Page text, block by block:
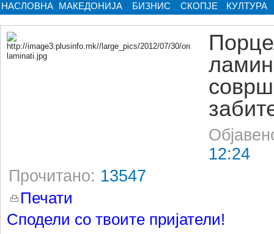
НАСЛОВНА МАКЕДОНИЈА БИЗНИС СКОПЈЕ КУЛТУРА
12:24
Прочитано: 13547
Печати
Сподели со твоите пријатели!